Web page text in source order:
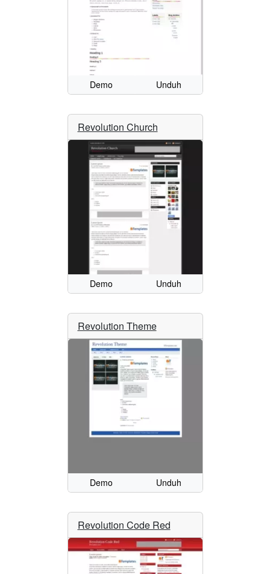
Demo Unduh
Revolution Church
Demo Unduh
Revolution Theme
Demo Unduh
Revolution Code Red